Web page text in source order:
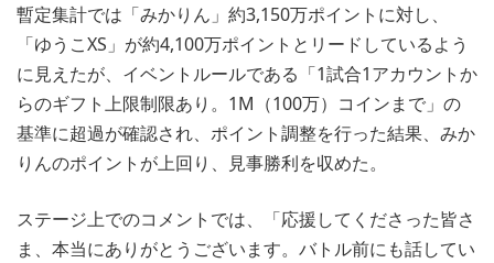
暫定集計では「みかりん」約3,150万ポイントに対し、
「ゆうこXS」が約4,100万ポイントとリードしているよう
に見えたが、イベントルールである「1試合1アカウントか
らのギフト上限制限あり。1M（100万）コインまで」の
基準に超過が確認され、ポイント調整を行った結果、みか
りんのポイントが上回り、見事勝利を収めた。
ステージ上でのコメントでは、「応援してくださった皆さ
ま、本当にありがとうございます。バトル前にも話してい